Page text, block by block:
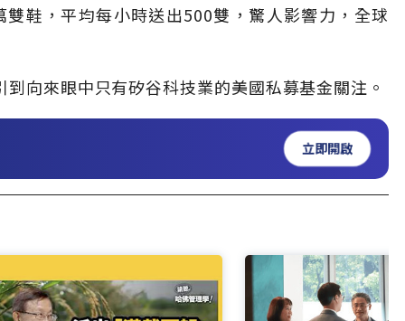
鞋，平均每小時送出500雙，驚人影響力，全球
向來眼中只有矽谷科技業的美國私募基金關注。
立即開啟